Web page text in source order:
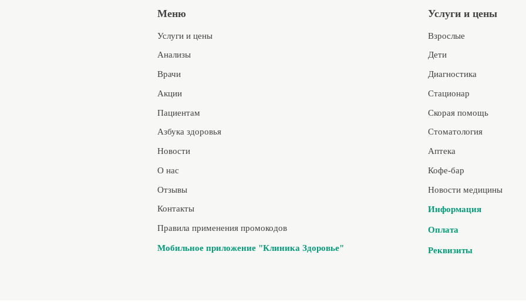
Меню
Услуги и цены
Анализы
Врачи
Акции
Пациентам
Азбука здоровья
Новости
О нас
Отзывы
Контакты
Правила применения промокодов
Мобильное приложение "Клиника Здоровье"
Услуги и цены
Взрослые
Дети
Диагностика
Стационар
Скорая помощь
Стоматология
Аптека
Кофе-бар
Новости медицины
Информация
Оплата
Реквизиты